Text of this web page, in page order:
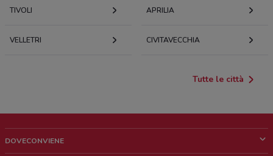
TIVOLI APRILIA
VELLETRI CIVITAVECCHIA
Tutte le città
DOVECONVIENE